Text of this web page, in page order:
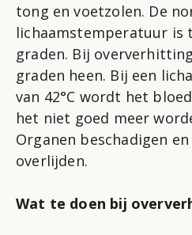
tong en voetzolen. De
lichaamstemperatuur is
graden. Bij
graden heen. Bij een
van 42°C wordt het
het niet goed meer
Organen beschadigen
overlijden.
Wat te doen bij